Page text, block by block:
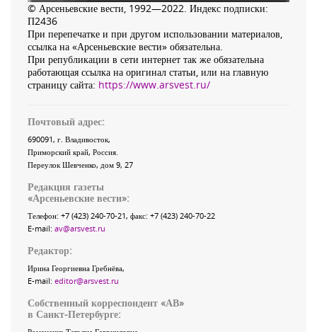
© Арсеньевские вести, 1992—2022. Индекс подписки:
П2436
При перепечатке и при другом использовании материалов,
ссылка на «Арсеньевские вести» обязательна.
При републикации в сети интернет так же обязательна
работающая ссылка на оригинал статьи, или на главную
страницу сайта: https://www.arsvest.ru/
Почтовый адрес:
690091, г. Владивосток,
Приморский край, Россия
Переулок Шевченко, дом 9, 27
Редакция газеты
«Арсеньевские вести»:
Телефон: +7 (423) 240-70-21, факс: +7 (423) 240-70-22
E-mail: av@arsvest.ru
Редактор:
Ирина Георгиевна Гребнёва,
E-mail: editor@arsvest.ru
Собственный корреспондент «АВ»
в Санкт-Петербурге: